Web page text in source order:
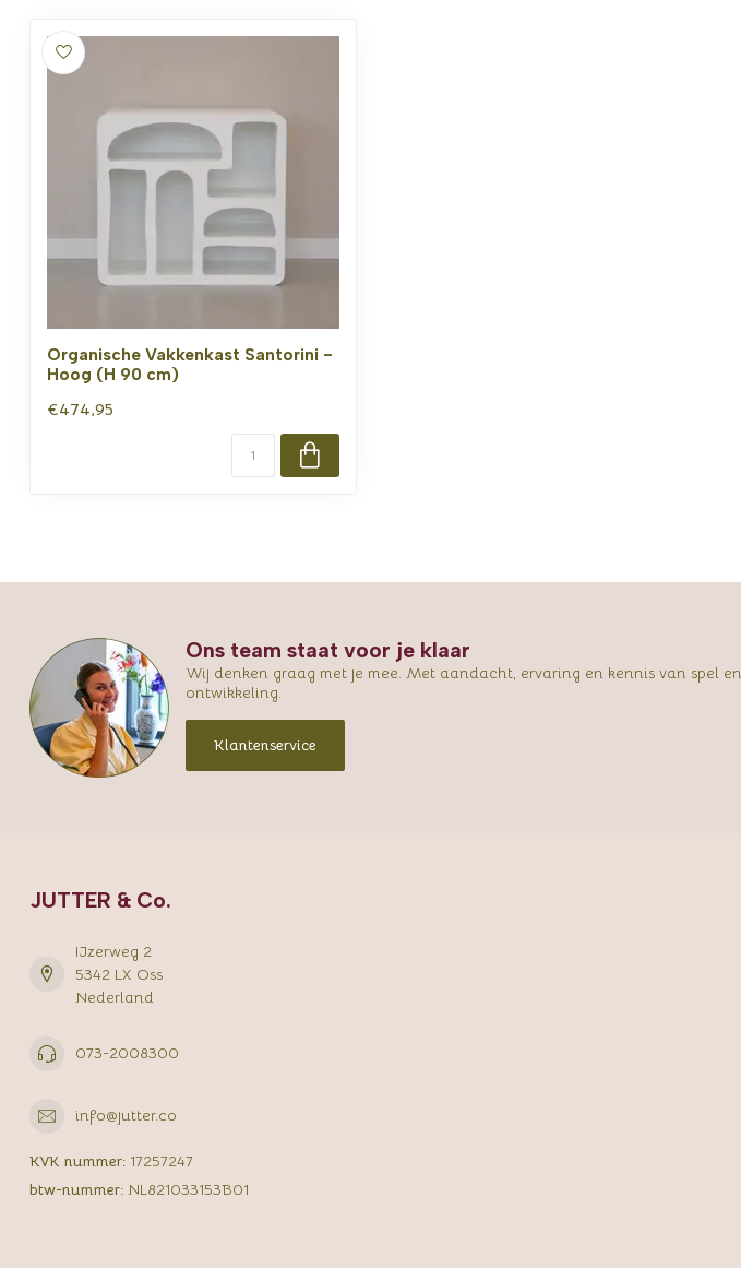
Organische Vakkenkast Santorini -
Hoog (H 90 cm)
€474,95
Ons team staat voor je klaar
Wij denken graag met je mee. Met aandacht, ervaring en kennis van spel en
ontwikkeling.
Klantenservice
JUTTER & Co.
IJzerweg 2
5342 LX Oss
Nederland
073-2008300
info@jutter.co
KVK nummer: 17257247
btw-nummer: NL821033153B01